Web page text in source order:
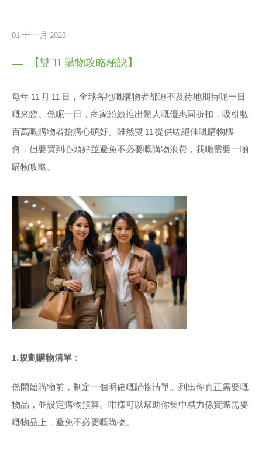
01 十一月 2023
【雙 11 購物攻略秘訣】
每年 11 月 11 日，全球各地嘅購物者都迫不及待地期待呢一日
嘅來臨。係呢一日，商家紛紛推出驚人嘅優惠同折扣，吸引數
百萬嘅購物者搶購心頭好。雖然雙 11 提供咗絕佳嘅購物機
會，但要買到心頭好並避免不必要嘅購物浪費，我哋需要一啲
購物攻略。
1.規劃購物清單：
係開始購物前，制定一個明確嘅購物清單。列出你真正需要嘅
物品，並設定購物預算。咁樣可以幫助你集中精力係實際需要
嘅物品上，避免不必要嘅購物。